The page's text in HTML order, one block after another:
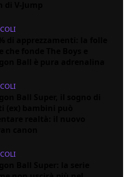
di apprezzamenti: la folle
che fonde The Boys e
Ball Super, il sogno di
(ex) bambini può
Ball Super: la serie